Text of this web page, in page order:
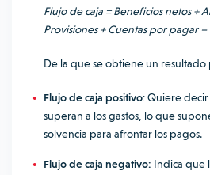
Flujo de caja = Beneficios netos +
Provisiones + Cuentas por pagar
De la que se obtiene un
Flujo de caja positivo: Quiere
superan a los gastos, lo que
solvencia para afrontar los pagos.
Flujo de caja negativo: Indica que